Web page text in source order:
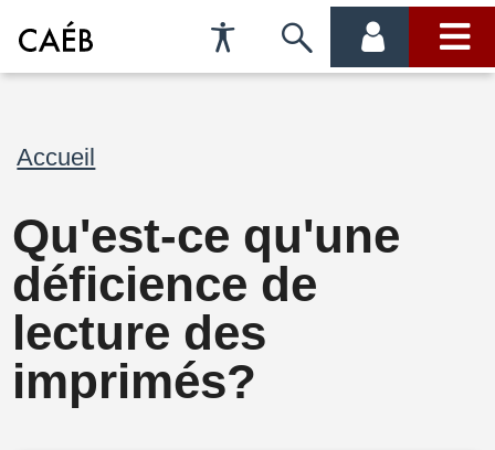
Préférences
d'accessibilité
Passer
menu
menu
Fil
Accueil
Qu'est-ce qu'une
déficience de
lecture des
imprimés?